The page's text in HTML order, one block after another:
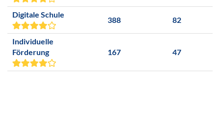
Digitale Schule
388 82
Individuelle
Förderung
167 47